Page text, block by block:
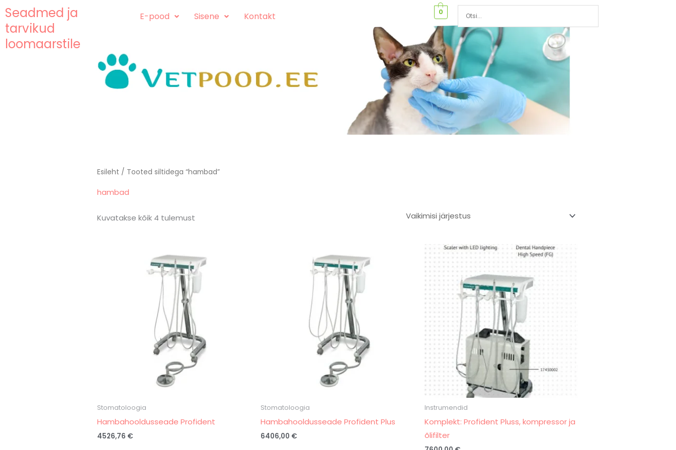
content
Skip
to
content
Seadmed ja
tarvikud
loomaarstile
E-pood Sisene Kontakt 0
Esileht / Tooted siltidega “hambad”
hambad
Kuvatakse kõik 4 tulemust
Stomatoloogia
Hambahooldusseade Profident
4526,76 €
Stomatoloogia
Hambahooldusseade Profident Plus
6406,00 €
Instrumendid
Komplekt: Profident Pluss, kompressor ja
õlifilter